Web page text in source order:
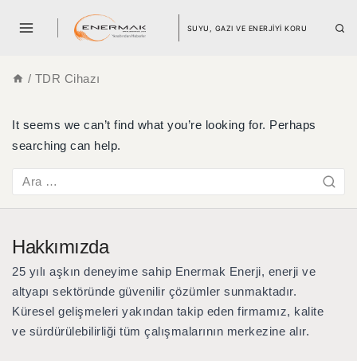
SUYU, GAZI VE ENERJİYİ KORU
/ TDR Cihazı
It seems we can’t find what you’re looking for. Perhaps
searching can help.
Hakkımızda
25 yılı aşkın deneyime sahip Enermak Enerji, enerji ve
altyapı sektöründe güvenilir çözümler sunmaktadır.
Küresel gelişmeleri yakından takip eden firmamız, kalite
ve sürdürülebilirliği tüm çalışmalarının merkezine alır.